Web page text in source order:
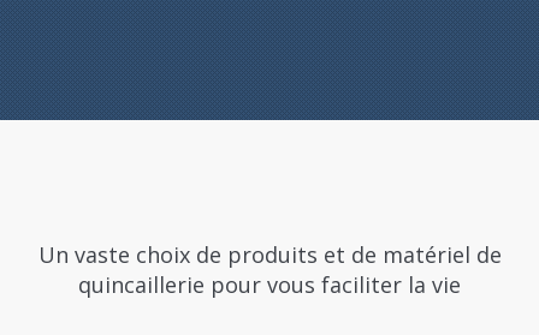
Un vaste choix de produits et de matériel de
quincaillerie pour vous faciliter la vie